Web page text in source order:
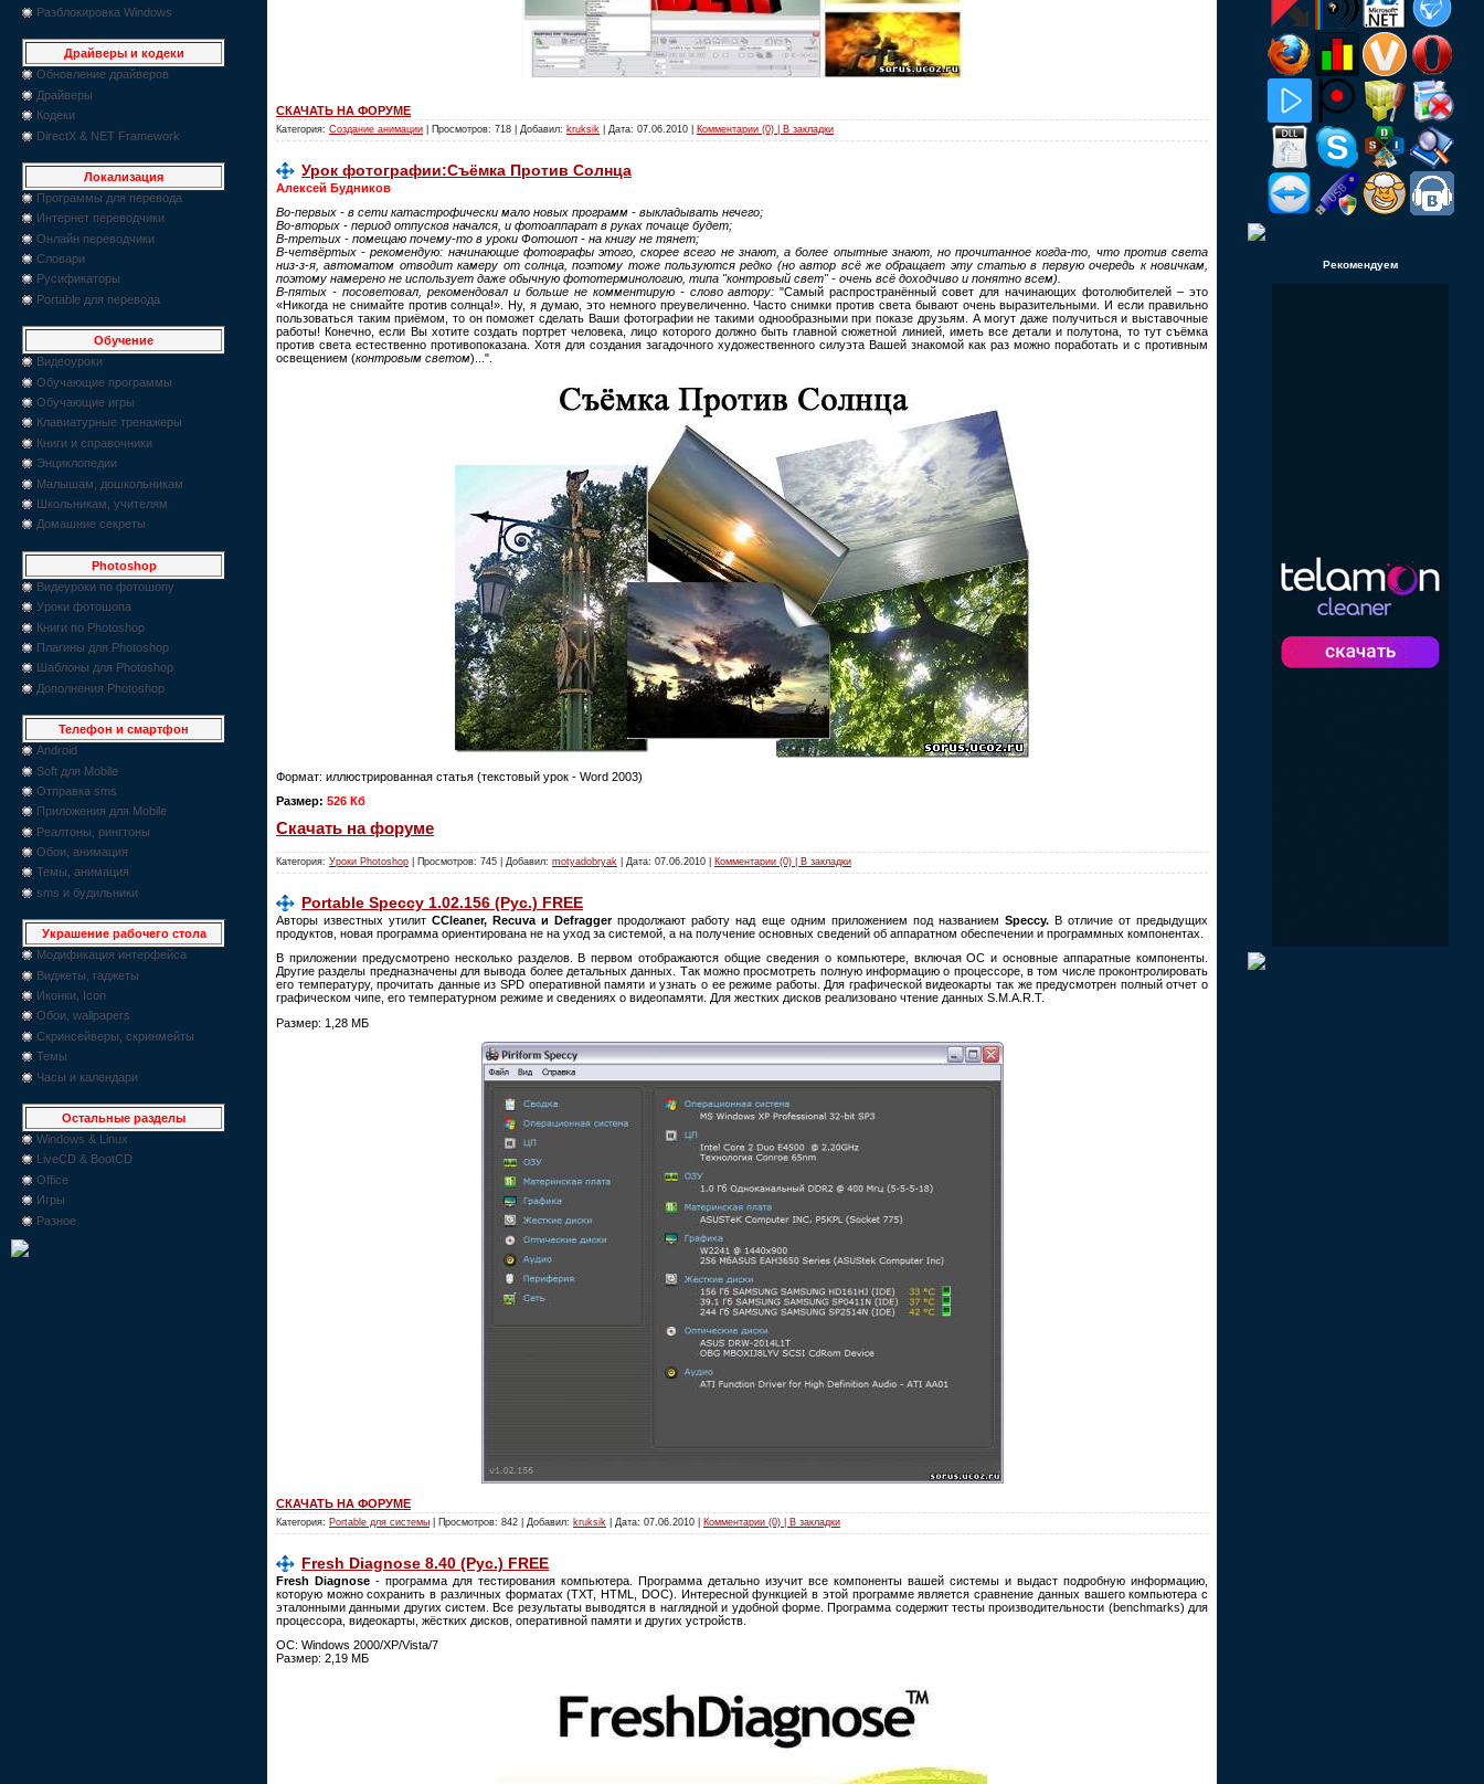
Разблокировка Windows
Драйверы и кодеки
Обновление драйверов
Драйверы
Кодеки
DirectX & NET Framework
Локализация
Программы для перевода
Интернет переводчики
Онлайн переводчики
Словари
Русификаторы
Portable для перевода
Обучение
Видеоуроки
Обучающие программы
Обучающие игры
Клавиатурные тренажеры
Книги и справочники
Энциклопедии
Малышам, дошкольникам
Школьникам, учителям
Домашние секреты
Photoshop
Видеуроки по фотошопу
Уроки фотошопа
Книги по Photoshop
Плагины для Photoshop
Шаблоны для Photoshop
Дополнения Photoshop
Телефон и смартфон
Android
Soft для Mobile
Отправка sms
Приложения для Mobile
Реалтоны, рингтоны
Обои, анимация
Темы, анимация
sms и будильники
Украшение рабочего стола
Модификация интерфейса
Виджеты, гаджеты
Иконки, Icon
Обои, wallpapers
Скринсейверы, скринмейты
Темы
Часы и календари
Остальные разделы
Windows & Linux
LiveCD & BootCD
Office
Игры
Разное
СКАЧАТЬ НА ФОРУМЕ
Категория: Создание анимации | Просмотров: 718 | Добавил: kruksik | Дата: 07.06.2010 Комментарии (0) | В закладки
Урок фотографии:Съёмка Против Солнца
Алексей Будников
Во-первых - в сети катастрофически мало новых программ - выкладывать нечего;
Во-вторых - период отпусков начался, и фотоаппарат в руках почаще будет;
В-третьих - помещаю почему-то в уроки Фотошоп - на книгу не тянет;
В-четвёртых - рекомендую: начинающие фотографы этого, скорее всего не знают, а более опытные знают, но прочитанное когда-то, что против света
низ-з-я, автоматом отводит камеру от солнца, поэтому тоже пользуются редко (но автор всё же обращает эту статью в первую очередь к новичкам,
поэтому намерено не использует даже обычную фототерминологию, типа "контровый свет" - очень всё доходчиво и понятно всем).
В-пятых - посоветовал, рекомендовал и больше не комментирую - слово автору:"Самый распространённый совет для начинающих фотолюбителей – это
«Никогда не снимайте против солнца!». Ну, я думаю, это немного преувеличенно. Часто снимки против света бывают очень выразительными. И если правильно
пользоваться таким приёмом, то он поможет сделать Ваши фотографии не такими однообразными при показе друзьям. А могут даже получиться и выставочные
работы! Конечно, если Вы хотите создать портрет человека, лицо которого должно быть главной сюжетной линией, иметь все детали и полутона, то тут съёмка
против света естественно противопоказана. Хотя для создания загадочного художественного силуэта Вашей знакомой как раз можно поработать и с противным
освещением (контровым светом)...".
Формат: иллюстрированная статья (текстовый урок - Word 2003)
Размер: 526 Кб
Скачать на форуме
Категория: Уроки Photoshop | Просмотров: 745 | Добавил: motyadobryak | Дата: 07.06.2010 Комментарии (0) | В закладки
Рortable Speccy 1.02.156 (Рус.) FREE
Авторы известных утилит CCleaner, Recuva и Defraggerпродолжают работу над еще одним приложением под названием Speccy.В отличие от предыдущих
продуктов, новая программа ориентирована не на уход за системой, а на получение основных сведений об аппаратном обеспечении и программных компонентах.
В приложении предусмотрено несколько разделов. В первом отображаются общие сведения о компьютере, включая ОС и основные аппаратные компоненты.
Другие разделы предназначены для вывода более детальных данных. Так можно просмотреть полную информацию о процессоре, в том числе проконтролировать
его температуру, прочитать данные из SPD оперативной памяти и узнать о ее режиме работы. Для графической видеокарты так же предусмотрен полный отчет о
графическом чипе, его температурном режиме и сведениях о видеопамяти. Для жестких дисков реализовано чтение данных S.M.A.R.T.
Размер: 1,28 МБ
СКАЧАТЬ НА ФОРУМЕ
Категория: Portable для системы | Просмотров: 842 | Добавил: kruksik | Дата: 07.06.2010 Комментарии (0) | В закладки
Fresh Diagnose 8.40 (Рус.) FREE
Fresh Diagnose - программа для тестирования компьютера. Программа детально изучит все компоненты вашей системы и выдаст подробную информацию,
которую можно сохранить в различных форматах (TXT, HTML, DOC). Интересной функцией в этой программе является сравнение данных вашего компьютера с
эталонными данными других систем. Все результаты выводятся в наглядной и удобной форме. Программа содержит тесты производительности (benchmarks) для
процессора, видеокарты, жёстких дисков, оперативной памяти и других устройств.
ОС: Windows 2000/XP/Vista/7
Размер: 2,19 МБ
Рекомендуем